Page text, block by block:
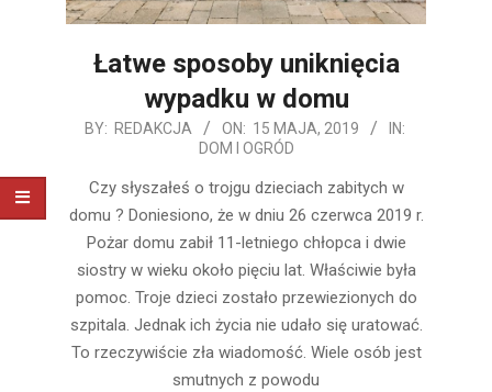
Łatwe sposoby uniknięcia
wypadku w domu
2019-
BY: REDAKCJA ON: 15 MAJA, 2019
IN:
DOM I OGRÓD
Czy słyszałeś o trojgu dzieciach zabitych w
domu ? Doniesiono, że w dniu 26 czerwca 2019 r.
Pożar domu zabił 11-letniego chłopca i dwie
siostry w wieku około pięciu lat. Właściwie była
pomoc. Troje dzieci zostało przewiezionych do
szpitala. Jednak ich życia nie udało się uratować.
To rzeczywiście zła wiadomość. Wiele osób jest
smutnych z powodu